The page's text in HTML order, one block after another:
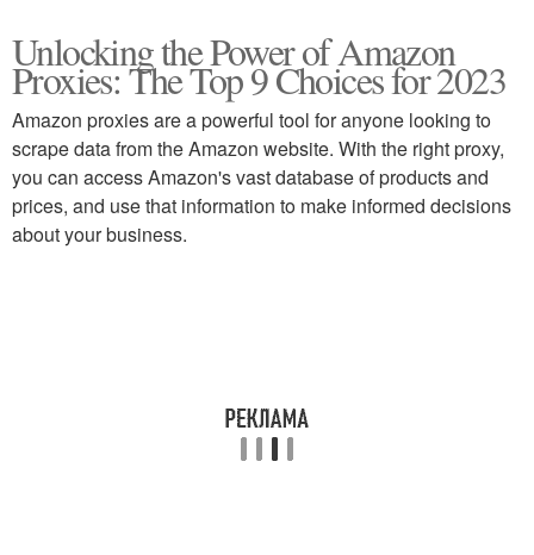
Unlocking the Power of Amazon
Proxies: The Top 9 Choices for 2023
Amazon proxies are a powerful tool for anyone looking to
scrape data from the Amazon website. With the right proxy,
you can access Amazon's vast database of products and
prices, and use that information to make informed decisions
about your business.